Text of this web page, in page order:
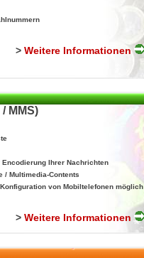
> Weitere Informationen
MMS)
Ihrer Nachrichten
/ Multimedia-Contents
von Mobiltelefonen möglich
> Weitere Informationen